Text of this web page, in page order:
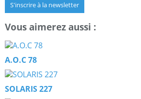
S'inscrire à la newsletter
Vous aimerez aussi :
A.O.C 78
SOLARIS 227